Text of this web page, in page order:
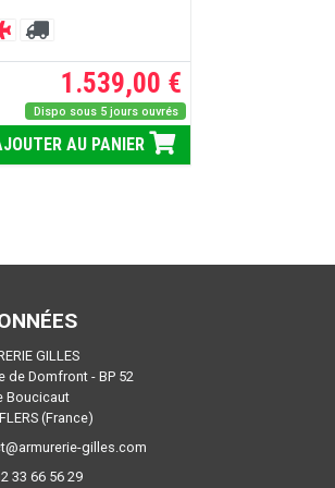
1.539,00 €
Dispo sous 5 jours ouvrés
AU PANIER
GILLES
de Domfront - BP 52
Boucicaut
(France)
gilles.com
33 66 56 29